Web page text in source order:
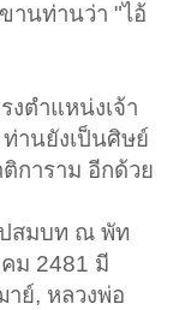
านท่านว่า "ไอ้
ตำแหน่งเจ้า
านยังเป็นศิษย์
การาม อีกด้วย
ปสมบท ณ พัท
ม 2481 มี
ย์, หลวงพ่อ